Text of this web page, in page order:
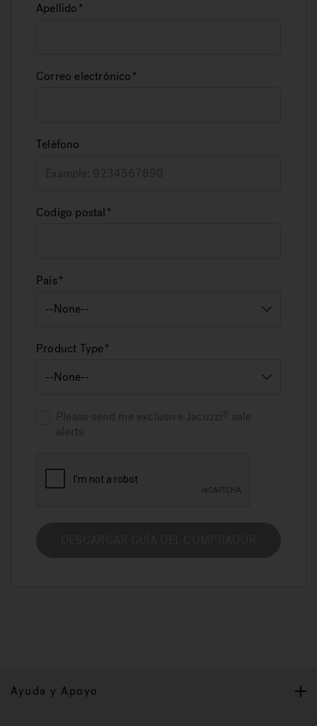
Apellido
Correo electrónico
Teléfono
Codigo postal
País
Product Type
Please send me exclusive Jacuzzi
sale
alerts
Ayuda y Apoyo